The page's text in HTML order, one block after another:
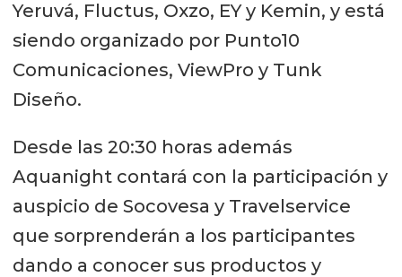
Yeruvá, Fluctus, Oxzo, EY y Kemin, y está
siendo organizado por Punto10
Comunicaciones, ViewPro y Tunk
Diseño.
Desde las 20:30 horas además
Aquanight contará con la participación y
auspicio de Socovesa y Travelservice
que sorprenderán a los participantes
dando a conocer sus productos y